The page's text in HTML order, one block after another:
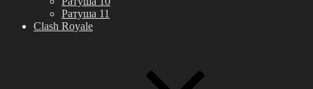
Ратуша 11
Clash Royale